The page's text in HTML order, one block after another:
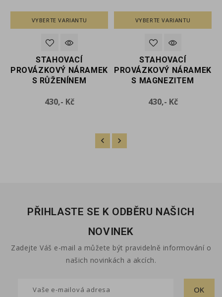
VYBERTE VARIANTU
STAHOVACÍ
PROVÁZKOVÝ NÁRAMEK
S RŮŽENÍNEM
430,- KčCena
VYBERTE VARIANTU
STAHOVACÍ
PROVÁZKOVÝ NÁRAMEK
S MAGNEZITEM
430,- KčCena
PŘIHLASTE SE K ODBĚRU NAŠICH
NOVINEK
Zadejte Váš e-mail a můžete být pravidelně informování o
našich novinkách a akcích.